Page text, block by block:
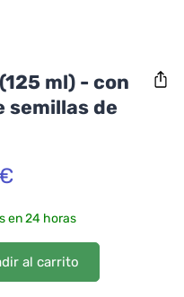
ml) - con
semillas de
en 24 horas
al carrito